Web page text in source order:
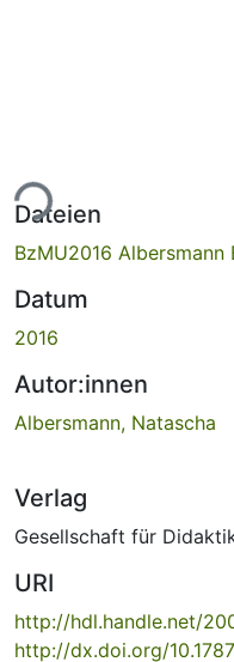
Dateien
BzMU2016 Albersmann
Datum
2016
Autor:innen
Albersmann, Natascha
Verlag
Gesellschaft für
URI
http://hdl.handle.net/
http://dx.doi.org/